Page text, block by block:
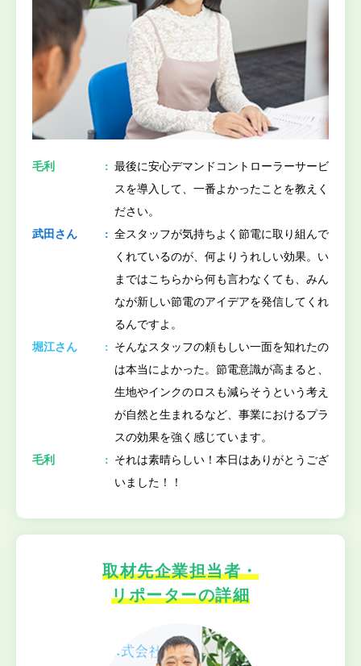
毛利
最後に安心デマンドコントローラーサービ
スを導入して、一番よかったことを教えく
ださい。
武田さん
全スタッフが気持ちよく節電に取り組んで
くれているのが、何よりうれしい効果。い
まではこちらから何も言わなくても、みん
なが新しい節電のアイデアを発信してくれ
るんですよ。
堀江さん
そんなスタッフの頼もしい一面を知れたの
は本当によかった。節電意識が高まると、
生地やインクのロスも減らそうという考え
が自然と生まれるなど、事業におけるプラ
スの効果を強く感じています。
毛利
それは素晴らしい！本日はありがとうござ
いました！！
取材先企業担当者・
リポーターの詳細